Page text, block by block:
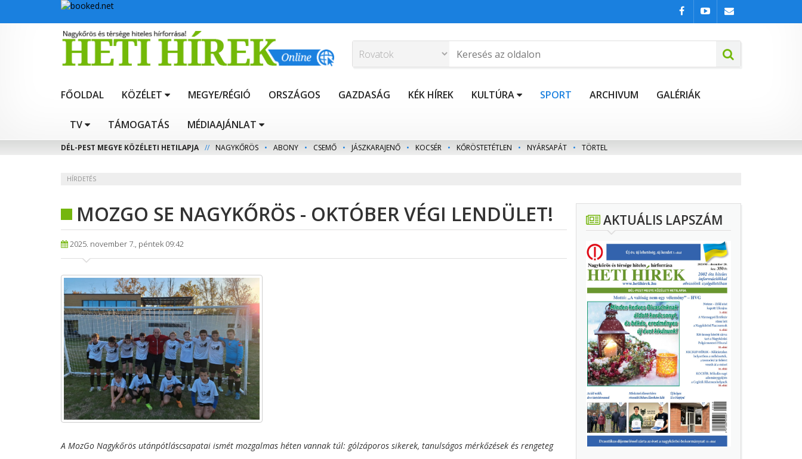
FŐOLDAL KÖZÉLET MEGYE/RÉGIÓ ORSZÁGOS GAZDASÁG KÉK HÍREK KULTÚRA SPORT ARCHIVUM GALÉRIÁK
TV TÁMOGATÁS MÉDIAAJÁNLAT
DÉL-PEST MEGYE KÖZÉLETI HETILAPJA // NAGYKŐRÖS • ABONY • CSEMŐ • JÁSZKARAJENŐ • KOCSÉR • KŐRÖSTETÉTLEN • NYÁRSAPÁT • TÖRTEL
HÍRDETÉS
MOZGO SE NAGYKŐRÖS - OKTÓBER VÉGI LENDÜLET!
2025. november 7., péntek 09:42
A MozGo Nagykőrös utánpótláscsapatai ismét mozgalmas héten vannak túl: gólzáporos sikerek, tanulságos mérkőzések és rengeteg
AKTUÁLIS LAPSZÁM